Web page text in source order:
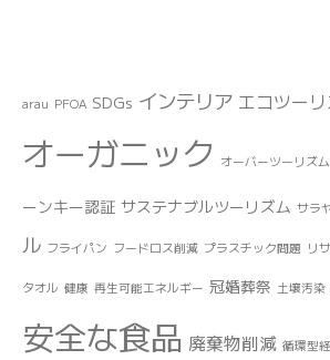
arau PFOA SDGs インテリア エコツー
オーガニック オーバーツーリズム
ーンキー認証 サステナブルツーリズム サラ
ル フライパン フードロス削減 プラスチック問題 リ
タオル 健康 再生可能エネルギー 冠婚葬祭 土壌汚染
安全な食品 廃棄物削減 循環型